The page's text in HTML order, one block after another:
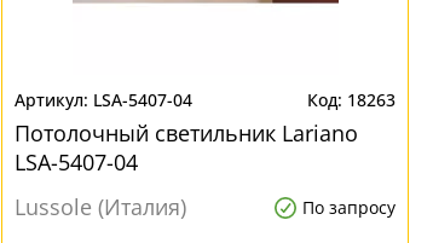
LSA-5407-04 18263
Потолочный светильник Lariano
LSA-5407-04
Lussole (Италия)
По запросу